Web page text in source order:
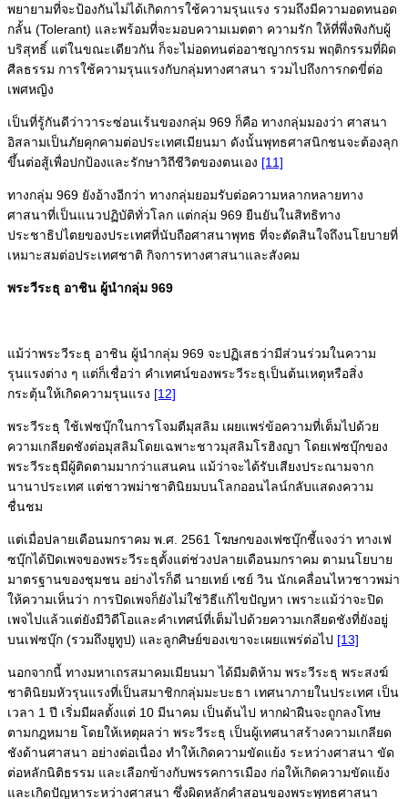
พยายามที่จะป้องกันไม่ได้เกิดการใช้ความรุนแรง รวมถึงมีความอดทนอด
กลั้น (Tolerant) และพร้อมที่จะมอบความเมตตา ความรัก ให้ที่พึ่งพิงกับผู้
บริสุทธิ์ แต่ในขณะเดียวกัน ก็จะไม่อดทนต่ออาชญากรรม พฤติกรรมที่ผิด
ศีลธรรม การใช้ความรุนแรงกับกลุ่มทางศาสนา รวมไปถึงการกดขี่ต่อ
เพศหญิง
เป็นที่รู้กันดีว่าวาระซ่อนเร้นของกลุ่ม 969 ก็คือ ทางกลุ่มมองว่า ศาสนา
อิสลามเป็นภัยคุกคามต่อประเทศเมียนมา ดังนั้นพุทธศาสนิกชนจะต้องลุก
ขึ้นต่อสู้เพื่อปกป้องและรักษาวิถีชีวิตของตนเอง [11]
ทางกลุ่ม 969 ยังอ้างอีกว่า ทางกลุ่มยอมรับต่อความหลากหลายทาง
ศาสนาที่เป็นแนวปฏิบัติทั่วโลก แต่กลุ่ม 969 ยืนยันในสิทธิทาง
ประชาธิปไตยของประเทศที่นับถือศาสนาพุทธ ที่จะตัดสินใจถึงนโยบายที่
เหมาะสมต่อประเทศชาติ กิจการทางศาสนาและสังคม
พระวีระธุ อาชิน ผู้นำกลุ่ม 969
แม้ว่าพระวีระธุ อาชิน ผู้นำกลุ่ม 969 จะปฏิเสธว่ามีส่วนร่วมในความ
รุนแรงต่าง ๆ แต่ก็เชื่อว่า คำเทศน์ของพระวีระธุเป็นต้นเหตุหรือสิ่ง
กระตุ้นให้เกิดความรุนแรง [12]
พระวีระธุ ใช้เฟซบุ๊กในการโจมตีมุสลิม เผยแพร่ข้อความที่เต็มไปด้วย
ความเกลียดชังต่อมุสลิมโดยเฉพาะชาวมุสลิมโรฮิงญา โดยเฟซบุ๊กของ
พระวีระธุมีผู้ติดตามมากว่าแสนคน แม้ว่าจะได้รับเสียงประณามจาก
นานาประเทศ แต่ชาวพม่าชาตินิยมบนโลกออนไลน์กลับแสดงความ
ชื่นชม
แต่เมื่อปลายเดือนมกราคม พ.ศ. 2561 โฆษกของเฟซบุ๊กชี้แจงว่า ทางเฟ
ซบุ๊กได้ปิดเพจของพระวีระธุตั้งแต่ช่วงปลายเดือนมกราคม ตามนโยบาย
มาตรฐานของชุมชน อย่างไรก็ดี นายเทย์ เซย์ วิน นักเคลื่อนไหวชาวพม่า
ให้ความเห็นว่า การปิดเพจก็ยังไม่ใช่วิธีแก้ไขปัญหา เพราะแม้ว่าจะปิด
เพจไปแล้วแต่ยังมีวิดีโอและคำเทศน์ที่เต็มไปด้วยความเกลียดชังที่ยังอยู่
บนเฟซบุ๊ก (รวมถึงยูทูป) และลูกศิษย์ของเขาจะเผยแพร่ต่อไป [13]
นอกจากนี้ ทางมหาเถรสมาคมเมียนมา ได้มีมติห้าม พระวีระธุ พระสงฆ์
ชาตินิยมหัวรุนแรงที่เป็นสมาชิกกลุ่มมะบะธา เทศนาภายในประเทศ เป็น
เวลา 1 ปี เริ่มมีผลตั้งแต่ 10 มีนาคม เป็นต้นไป หากฝ่าฝืนจะถูกลงโทษ
ตามกฎหมาย โดยให้เหตุผลว่า พระวีระธุ เป็นผู้เทศนาสร้างความเกลียด
ชังด้านศาสนา อย่างต่อเนื่อง ทำให้เกิดความขัดแย้ง ระหว่างศาสนา ขัด
ต่อหลักนิติธรรม และเลือกข้างกับพรรคการเมือง ก่อให้เกิดความขัดแย้ง
และเกิดปัญหาระหว่างศาสนา ซึ่งผิดหลักคำสอนของพระพุทธศาสนา